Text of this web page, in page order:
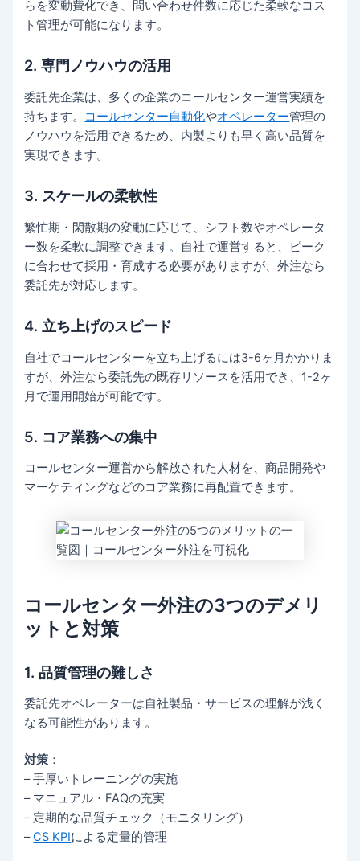
らを変動費化でき、問い合わせ件数に応じた柔軟なコス
ト管理が可能になります。
2. 専門ノウハウの活用
委託先企業は、多くの企業のコールセンター運営実績を
持ちます。 コールセンター自動化やオペレーター管理の
ノウハウを活用できるため、内製よりも早く高い品質を
実現できます。
3. スケールの柔軟性
繁忙期・閑散期の変動に応じて、シフト数やオペレータ
ー数を柔軟に調整できます。自社で運営すると、ピーク
に合わせて採用・育成する必要がありますが、外注なら
委託先が対応します。
4. 立ち上げのスピード
自社でコールセンターを立ち上げるには3-6ヶ月かかりま
すが、外注なら委託先の既存リソースを活用でき、1-2ヶ
月で運用開始が可能です。
5. コア業務への集中
コールセンター運営から解放された人材を、商品開発や
マーケティングなどのコア業務に再配置できます。
コールセンター外注の3つのデメリ
ットと対策
1. 品質管理の難しさ
委託先オペレーターは自社製品・サービスの理解が浅く
なる可能性があります。
対策 ：
– 手厚いトレーニングの実施
– マニュアル・FAQの充実
– 定期的な品質チェック（モニタリング）
–CS KPIによる定量的管理